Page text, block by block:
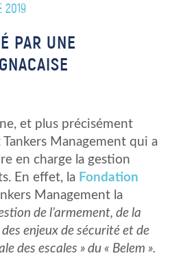
2019
PAR UNE
et plus précisément
Tankers Management qui a
en charge la gestion
En effet, la Fondation
Management la
de l’armement, de la
enjeux de sécurité et de
des escales » du « Belem ».